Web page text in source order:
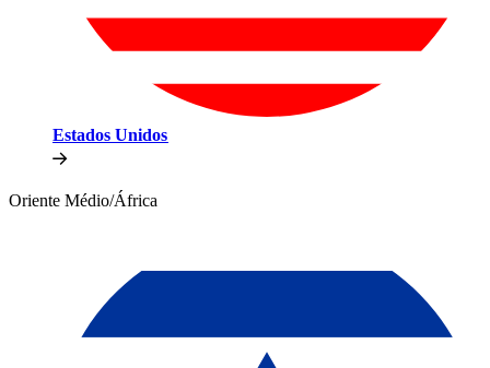
Estados Unidos​​
Oriente Médio/África​​